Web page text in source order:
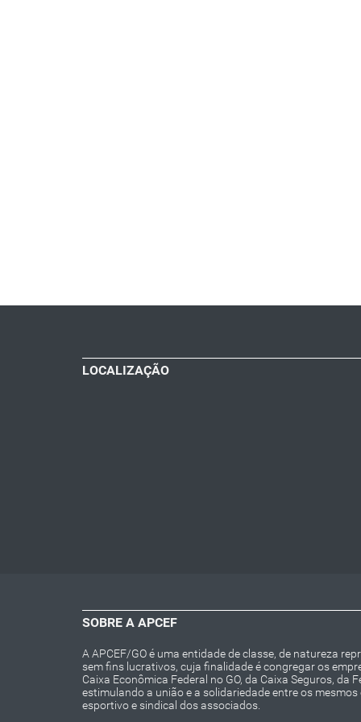
LOCALIZAÇÃO
SOBRE A APCEF
A APCEF/GO é uma entidade de classe, de natureza
sem fins lucrativos, cuja finalidade é congregar os
Caixa Econômica Federal no GO, da Caixa Seguros, da
estimulando a união e a solidariedade entre os
esportivo e sindical dos associados.